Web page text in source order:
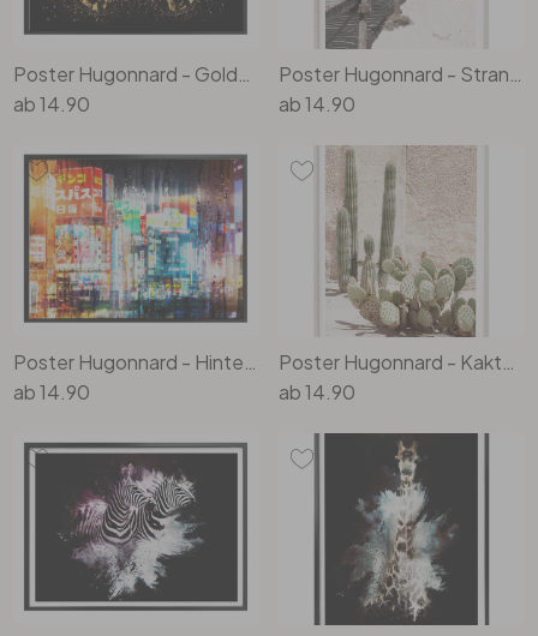
Poster Hugonnard - Goldener Schmetterling
ab14.90
Poster Hugonnard - Strandaufgang
ab14.90
Poster Hugonnard - Hinter dem Fenster
ab14.90
Poster Hugonnard - Kakteen Mediterran
ab14.90